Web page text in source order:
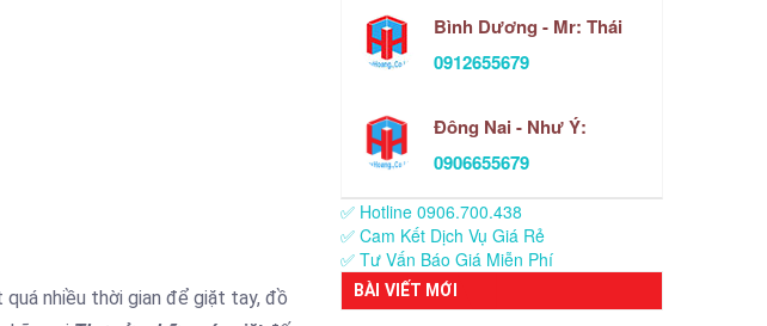
nhiều thời gian để giặt tay, đồ
Bình Dương - Mr: Thái
0912655679
Đông Nai - Như Ý:
0906655679
✅ Hotline 0906.700.438
✅ Cam Kết Dịch Vụ Giá Rẻ
✅ Tư Vấn Báo Giá Miễn Phí
BÀI VIẾT MỚI